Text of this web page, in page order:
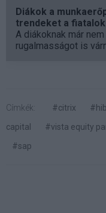
Diákok a
trendeket a
A diákoknak már
rugalmasságot is
Címkék: #citrix
capital
#vista equity
#sap